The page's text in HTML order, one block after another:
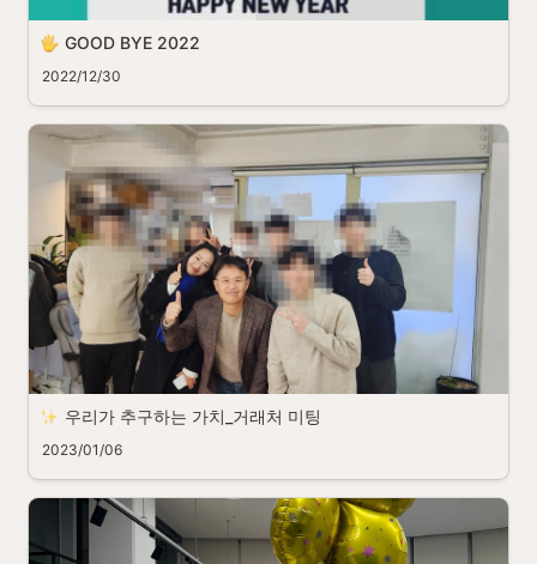
GOOD BYE 2022
2022/12/30
우리가 추구하는 가치_거래처 미팅
2023/01/06